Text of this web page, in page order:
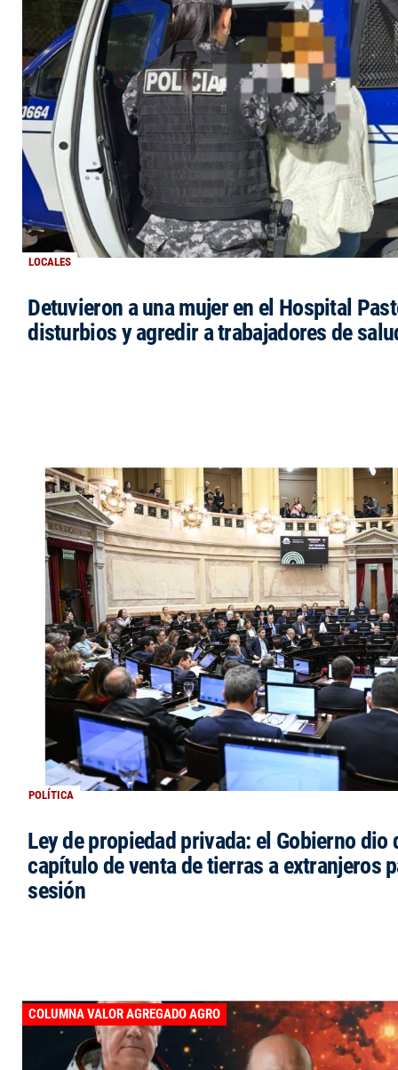
LOCALES
Detuvieron a una mujer en el Hospital
disturbios y agredir a trabajadores de
POLÍTICA
Ley de propiedad privada: el Gobierno dio
capítulo de venta de tierras a extranjeros
sesión
COLUMNA VALOR AGREGADO AGRO